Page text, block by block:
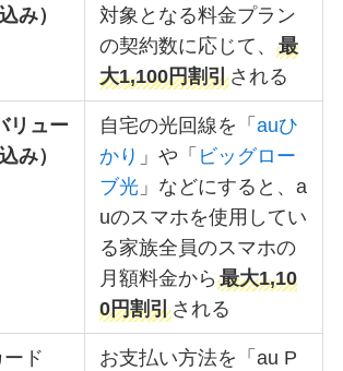
み）
対象となる料金プラン
の契約数に応じて、最
大1,100円割引される
リュー
み）
自宅の光回線を「auひ
かり 」や「 ビッグロー
ブ光 」などにすると、a
uのスマホを使用してい
る家族全員のスマホの
月額料金から最大1,10
0円割引される
ド
お支払い方法を「au P